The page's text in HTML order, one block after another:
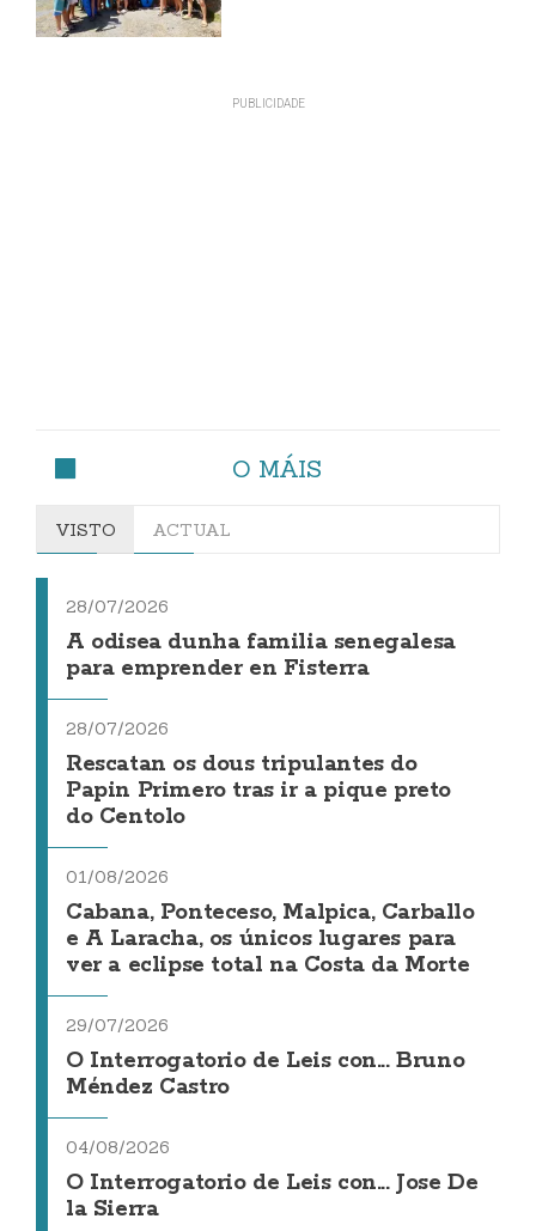
O MÁIS
VISTO ACTUAL
28/07/2026
A odisea dunha familia senegalesa
para emprender en Fisterra
28/07/2026
Rescatan os dous tripulantes do
Papin Primero tras ir a pique preto
do Centolo
01/08/2026
Cabana, Ponteceso, Malpica, Carballo
e A Laracha, os únicos lugares para
ver a eclipse total na Costa da Morte
29/07/2026
O Interrogatorio de Leis con... Bruno
Méndez Castro
04/08/2026
O Interrogatorio de Leis con... Jose De
la Sierra